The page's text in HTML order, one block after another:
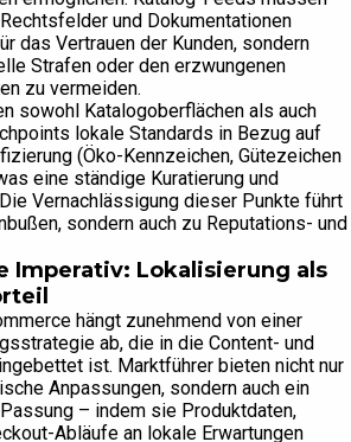
und Dokumentationen
das Vertrauen der Kunden, sondern
Strafen oder den erzwungenen
zu vermeiden.
sowohl Katalogoberflächen als auch
lokale Standards in Bezug auf
(Öko-Kennzeichen, Gütezeichen
eine ständige Kuratierung und
Vernachlässigung dieser Punkte führt
sondern auch zu Reputations- und
Imperativ: Lokalisierung als
hängt zunehmend von einer
ab, die in die Content- und
ist. Marktführer bieten nicht nur
Anpassungen, sondern auch ein
– indem sie Produktdaten,
Abläufe an lokale Erwartungen